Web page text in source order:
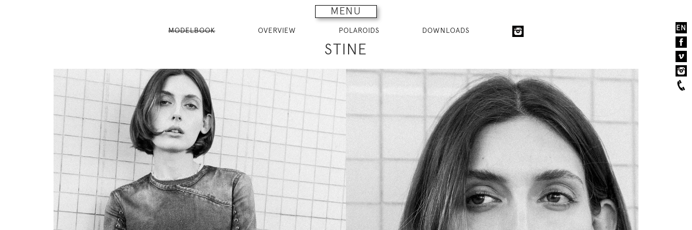
MENU
EN
MODELBOOK OVERVIEW POLAROIDS DOWNLOADS
STINE